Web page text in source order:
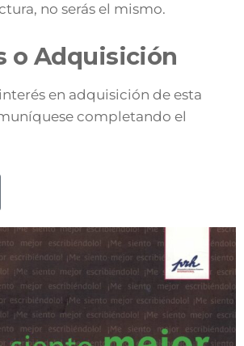
no serás el mismo.
o Adquisición
en adquisición de esta
completando el